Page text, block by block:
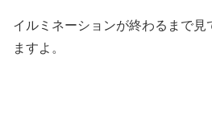
イルミネーションが終わるまで見
ますよ。